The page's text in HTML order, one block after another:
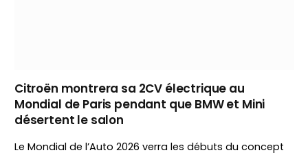
Citroën montrera sa 2CV électrique au
Mondial de Paris pendant que BMW et Mini
désertent le salon
Le Mondial de l’Auto 2026 verra les débuts du concept